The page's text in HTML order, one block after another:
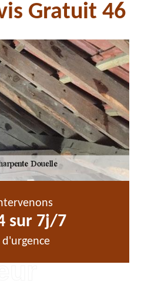
Gratuit 46
sur 7j/7
d'urgence